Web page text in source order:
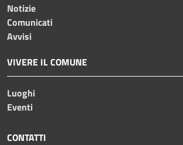
Notizie
Comunicati
Avvisi
VIVERE IL COMUNE
Luoghi
Eventi
CONTATTI